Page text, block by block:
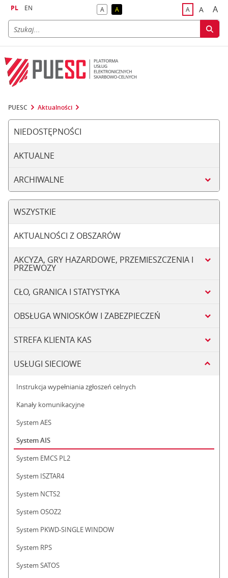
PL EN Akontrast domyślny
Akontrast żółty tekst na czarnym tle
Adomyślna
A A
PUESC Aktualności
NIEDOSTĘPNOŚCI
AKTUALNE
ARCHIWALNE
WSZYSTKIE
AKTUALNOŚCI Z OBSZARÓW
AKCYZA, GRY HAZARDOWE, PRZEMIESZCZENIA I
PRZEWOZY
CŁO, GRANICA I STATYSTYKA
OBSŁUGA WNIOSKÓW I ZABEZPIECZEŃ
STREFA KLIENTA KAS
USŁUGI SIECIOWE
Instrukcja wypełniania zgłoszeń celnych
Kanały komunikacyjne
System AES
System AIS
System EMCS PL2
System ISZTAR4
System NCTS2
System OSOZ2
System PKWD-SINGLE WINDOW
System RPS
System SATOS